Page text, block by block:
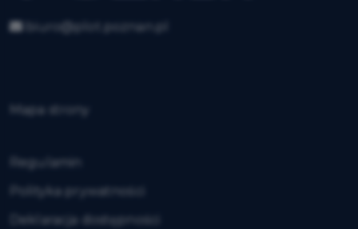
biuro@plot.poznan.pl
Mapa strony
Regulamin
Polityka prywatności
Deklaracja dostępności